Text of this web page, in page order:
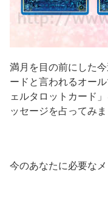
満月を目の前にした
ードと言われるオー
ェルタロットカード
ッセージを占ってみま
今のあなたに必要な